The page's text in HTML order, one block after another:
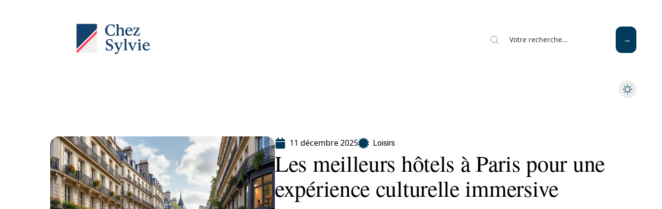
11 décembre 2025 Loisirs
Les meilleurs hôtels à Paris pour une
expérience culturelle immersive